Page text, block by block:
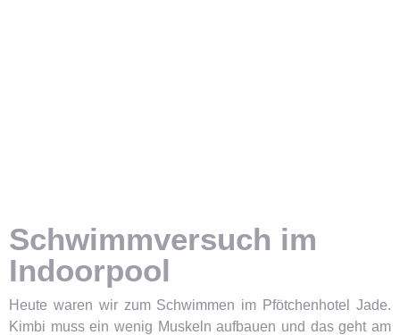
Schwimmversuch im
Indoorpool
Heute waren wir zum Schwimmen im Pfötchenhotel Jade.
Kimbi muss ein wenig Muskeln aufbauen und das geht am